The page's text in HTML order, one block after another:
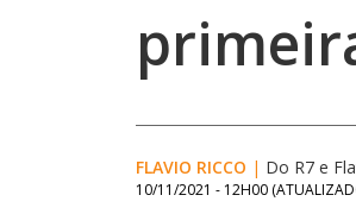
FLAVIO RICCO | Do R7 e
10/11/2021 - 12H00